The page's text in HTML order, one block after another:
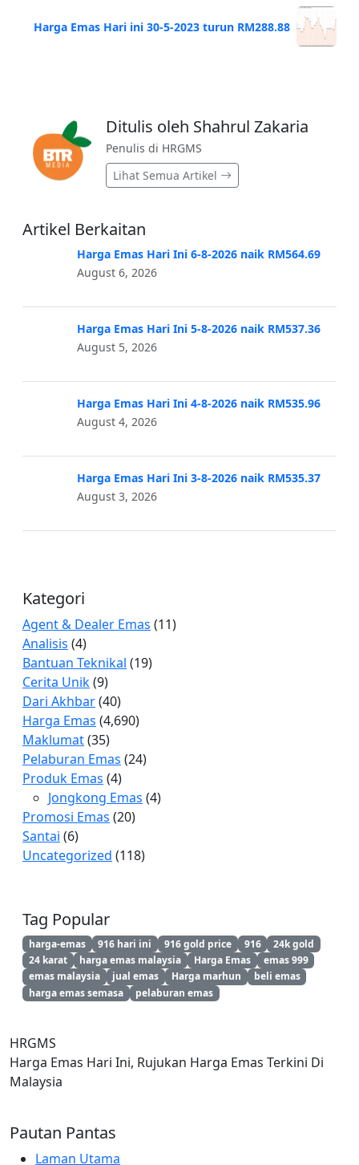
Harga Emas Hari ini 30-5-2023 turun RM288.88
Ditulis oleh Shahrul Zakaria
Penulis di HRGMS
Lihat Semua Artikel
Artikel Berkaitan
Harga Emas Hari Ini 6-8-2026 naik RM564.69
August 6, 2026
Harga Emas Hari Ini 5-8-2026 naik RM537.36
August 5, 2026
Harga Emas Hari Ini 4-8-2026 naik RM535.96
August 4, 2026
Harga Emas Hari Ini 3-8-2026 naik RM535.37
August 3, 2026
Kategori
Agent & Dealer Emas (11)
Analisis (4)
Bantuan Teknikal (19)
Cerita Unik(9)
Dari Akhbar(40)
Harga Emas (4,690)
Maklumat(35)
Pelaburan Emas (24)
Produk Emas (4)
Jongkong Emas (4)
Promosi Emas (20)
Santai (6)
Uncategorized (118)
Tag Popular
harga-emas 916 hari ini 916 gold price 916
24k gold
24 karat
harga emas malaysia Harga Emas
emas 999
emas malaysia
jual emas Harga marhun
beli emas
harga emas semasa
pelaburan emas
HRGMS
Harga Emas Hari Ini, Rujukan Harga Emas Terkini Di
Malaysia
Pautan Pantas
Laman Utama